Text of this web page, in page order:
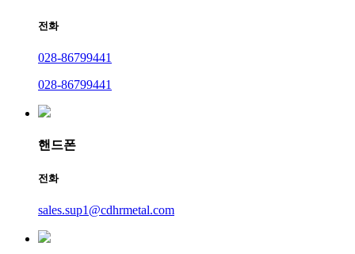
전화
028-86799441
028-86799441
핸드폰
전화
sales.sup1@cdhrmetal.com